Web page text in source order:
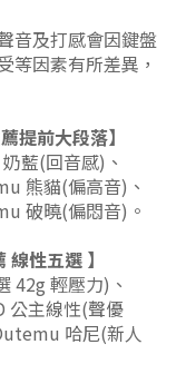
音及打感會因鍵盤
等因素有所差異，
提前大段落】
藍(回音感)、
熊貓(偏高音)、
破曉(偏悶音)。
線性五選 】
42g 輕壓力)、
公主線性(聲優
哈尼(新人